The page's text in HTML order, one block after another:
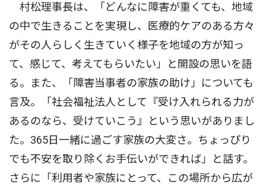
村松理事長は、「どんなに障害が重くても、地域
の中で生きることを実現し、医療的ケアのある方々
がその人らしく生きていく様子を地域の方が知っ
て、感じて、考えてもらいたい」と開設の思いを語
る。また、「障害当事者の家族の助け」についても
言及。「社会福祉法人として『受け入れられる力が
あるのなら、受けていこう』という思いがありまし
た。365日一緒に過ごす家族の大変さ。ちょっぴり
でも不安を取り除くお手伝いができれば」と話す。
さらに「利用者や家族にとって、この場所から広が